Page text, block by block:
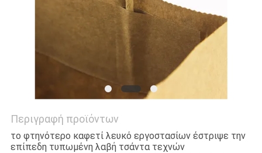
Περιγραφή προϊόντων
το φτηνότερο καφετί λευκό εργοστασίων έστριψε την
επίπεδη τυπωμένη λαβή τσάντα τεχνών